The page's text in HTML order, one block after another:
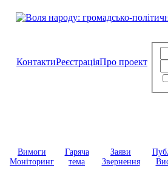
КонтактиРеєстраціяПро проект
Вимоги
Моніторинг
Гаряча
тема
Заяви
Звернення